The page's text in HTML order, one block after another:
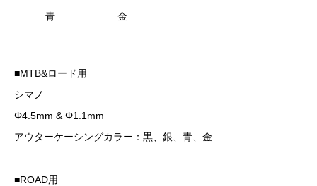
青 金
■MTB&ロード用
シマノ
Φ4.5mm & Φ1.1mm
アウターケーシングカラー：黒、銀、青、金
■ROAD用